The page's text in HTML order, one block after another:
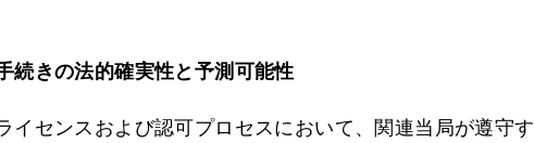
続きの法的確実性と予測可能性
イセンスおよび認可プロセスにおいて、関連当局が遵守す